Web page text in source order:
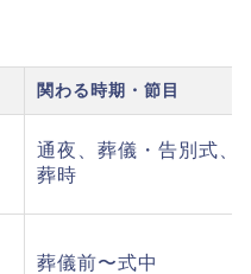
関わる時期・節目
通夜、葬儀・告別式、火
葬時
葬儀前〜式中